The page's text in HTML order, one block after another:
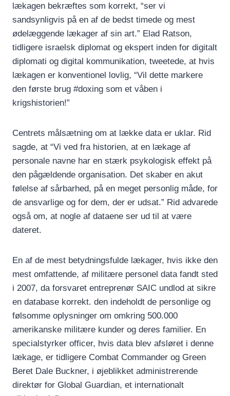
lækagen bekræftes som korrekt, “ser vi
sandsynligvis på en af de bedst timede og mest
ødelæggende lækager af sin art.” Elad Ratson,
tidligere israelsk diplomat og ekspert inden for digitalt
diplomati og digital kommunikation, tweetede, at hvis
lækagen er konventionel lovlig, “Vil dette markere
den første brug #doxing som et våben i
krigshistorien!”
Centrets målsætning om at lække data er uklar. Rid
sagde, at “Vi ved fra historien, at en lækage af
personale navne har en stærk psykologisk effekt på
den pågældende organisation. Det skaber en akut
følelse af sårbarhed, på en meget personlig måde, for
de ansvarlige og for dem, der er udsat.” Rid advarede
også om, at nogle af dataene ser ud til at være
dateret.
En af de mest betydningsfulde lækager, hvis ikke den
mest omfattende, af militære personel data fandt sted
i 2007, da forsvaret entreprenør SAIC undlod at sikre
en database korrekt. den indeholdt de personlige og
følsomme oplysninger om omkring 500.000
amerikanske militære kunder og deres familier. En
specialstyrker officer, hvis data blev afsløret i denne
lækage, er tidligere Combat Commander og Green
Beret Dale Buckner, i øjeblikket administrerende
direktør for Global Guardian, et internationalt